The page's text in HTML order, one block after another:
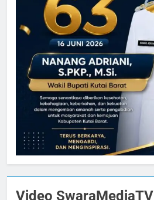
Video SwaraMediaTV